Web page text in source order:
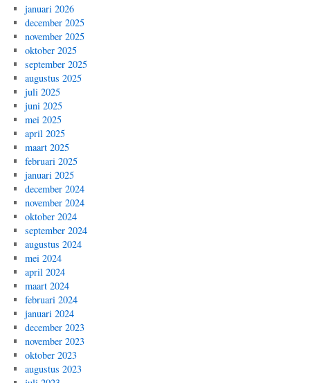
januari 2026
december 2025
november 2025
oktober 2025
september 2025
augustus 2025
juli 2025
juni 2025
mei 2025
april 2025
maart 2025
februari 2025
januari 2025
december 2024
november 2024
oktober 2024
september 2024
augustus 2024
mei 2024
april 2024
maart 2024
februari 2024
januari 2024
december 2023
november 2023
oktober 2023
augustus 2023